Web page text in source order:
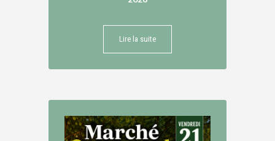
Lire la suite